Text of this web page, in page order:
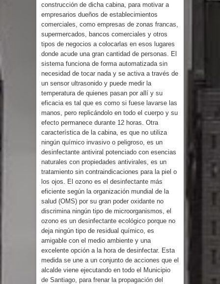
Ayuntamiento de Santiago
PRM votará “por aclamación” a sus
nuevas autoridades
El expresidente peruano Ollanta
Humala queda en libertad tras la
anulación de condena de 15 años por
lavado
DIGEIG y Liga Municipal Dominicana
impulsan nuevas metas de
transparencia a través SISMAP
municipal
La Fiscalía de Bolivia ordena la
detención del expresidente Evo
Morales
construcción de dicha cabina, para motivar a
empresarios dueños de establecimientos
comerciales, como empresas de zonas francas,
supermercados, bancos comerciales y otros
tipos de negocios a colocarlas en esos lugares
donde acude una gran cantidad de personas. El
sistema funciona de forma automatizada sin
necesidad de tocar nada y se activa a través de
un sensor ultrasonido y puede medir la
temperatura de quienes pasan por allí y su
eficacia es tal que es como si fuese lavarse las
manos, pero replicándolo en todo el cuerpo y su
efecto permanece durante 12 horas. Otra
característica de la cabina, es que no utiliza
ningún químico invasivo o peligroso, es un
desinfectante antiviral potenciado con esencias
naturales con propiedades antivirales, es un
tratamiento sin contraindicaciones para la piel o
los ojos. El ozono es el desinfectante más
eficiente según la organización mundial de la
salud (OMS) por su gran poder oxidante no
discrimina ningún tipo de microorganismos, el
ozono es un desinfectante ecológico porque no
deja ningún tipo de residual químico, es
amigable con el medio ambiente y una
excelente opción a la hora de desinfectar. Esta
medida se une a un conjunto de acciones que el
alcalde viene ejecutando en todo el Municipio
de Santiago, para frenar la propagación del